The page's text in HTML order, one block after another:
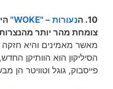
10. ה נעורות – "WOKE"
צומחת מהר יותר
מאשר מאמינים והיא
הסיליקון הוא הוותיקן
פייסבוק, גוגל וטוויטר הן